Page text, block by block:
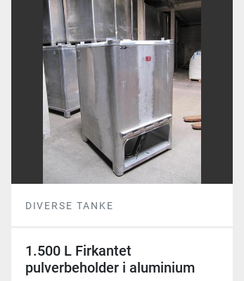
DIVERSE TANKE
1.500 L Firkantet
pulverbeholder i aluminium